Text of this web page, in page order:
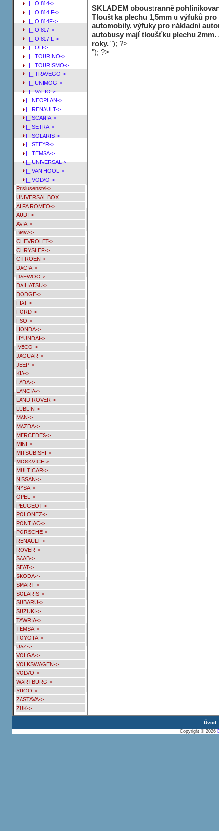
|_ O 814->
|_ O 814 F->
|_ O 814F->
|_ O 817->
|_ O 817 L->
|_ OH->
|_ TOURINO->
|_ TOURISMO->
|_ TRAVEGO->
|_ UNIMOG->
|_ VARIO->
|_ NEOPLAN->
|_ RENAULT->
|_ SCANIA->
|_ SETRA->
|_ SOLARIS->
|_ STEYR->
|_ TEMSA->
|_ UNIVERSAL->
|_ VAN HOOL->
|_ VOLVO->
Prislusenstvi->
UNIVERSAL BOX
ALFA ROMEO->
AUDI->
AVIA->
BMW->
CHEVROLET->
CHRYSLER->
CITROEN->
DACIA->
DAEWOO->
DAIHATSU->
DODGE->
FIAT->
FORD->
FSO->
HONDA->
HYUNDAI->
IVECO->
JAGUAR->
JEEP->
KIA->
LADA->
LANCIA->
LAND ROVER->
LUBLIN->
MAN->
MAZDA->
MERCEDES->
MINI->
MITSUBISHI->
MOSKVICH->
MULTICAR->
NISSAN->
NYSA->
OPEL->
PEUGEOT->
POLONEZ->
PONTIAC->
PORSCHE->
RENAULT->
ROVER->
SAAB->
SEAT->
SKODA->
SMART->
SOLARIS->
SUBARU->
SUZUKI->
TAWRIA->
TEMSA->
TOYOTA->
UAZ->
VOLGA->
VOLKSWAGEN->
VOLVO->
WARTBURG->
YUGO->
ZASTAVA->
ZUK->
SKLADEM oboustranně
Tloušťka plechu 1,5mm u výfuků pro
automobily, výfuky pro nákladní
autobusy mají tloušťku plechu 2mm.
roky. "); ?>
"); ?>
Úvod
Copyright © 2026